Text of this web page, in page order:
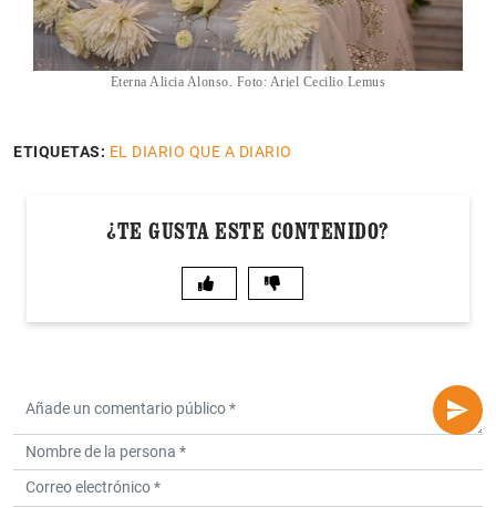
Eterna Alicia Alonso. Foto: Ariel Cecilio Lemus
ETIQUETAS: EL DIARIO QUE A DIARIO
¿TE GUSTA ESTE CONTENIDO?